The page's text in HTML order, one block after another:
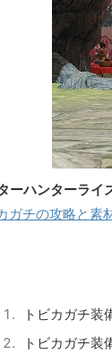
ーハンターライ
ガチの攻略と素
トビカガチ装
トビカガチ装